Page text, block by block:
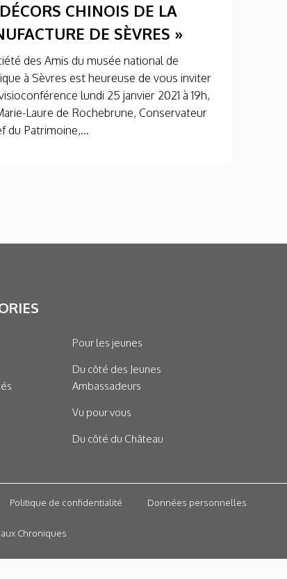
CHINOIS DE LA
DE SÈVRES »
des Amis du musée national de
à Sèvres est heureuse de vous inviter
lundi 25 janvier 2021 à 19h,
Laure de Rochebrune, Conservateur
du Patrimoine,...
Pour les jeunes
Du côté des Jeunes
Ambassadeurs
Vu pour vous
Du côté du Château
Politique de confidentialité Données personnelles
Chroniques